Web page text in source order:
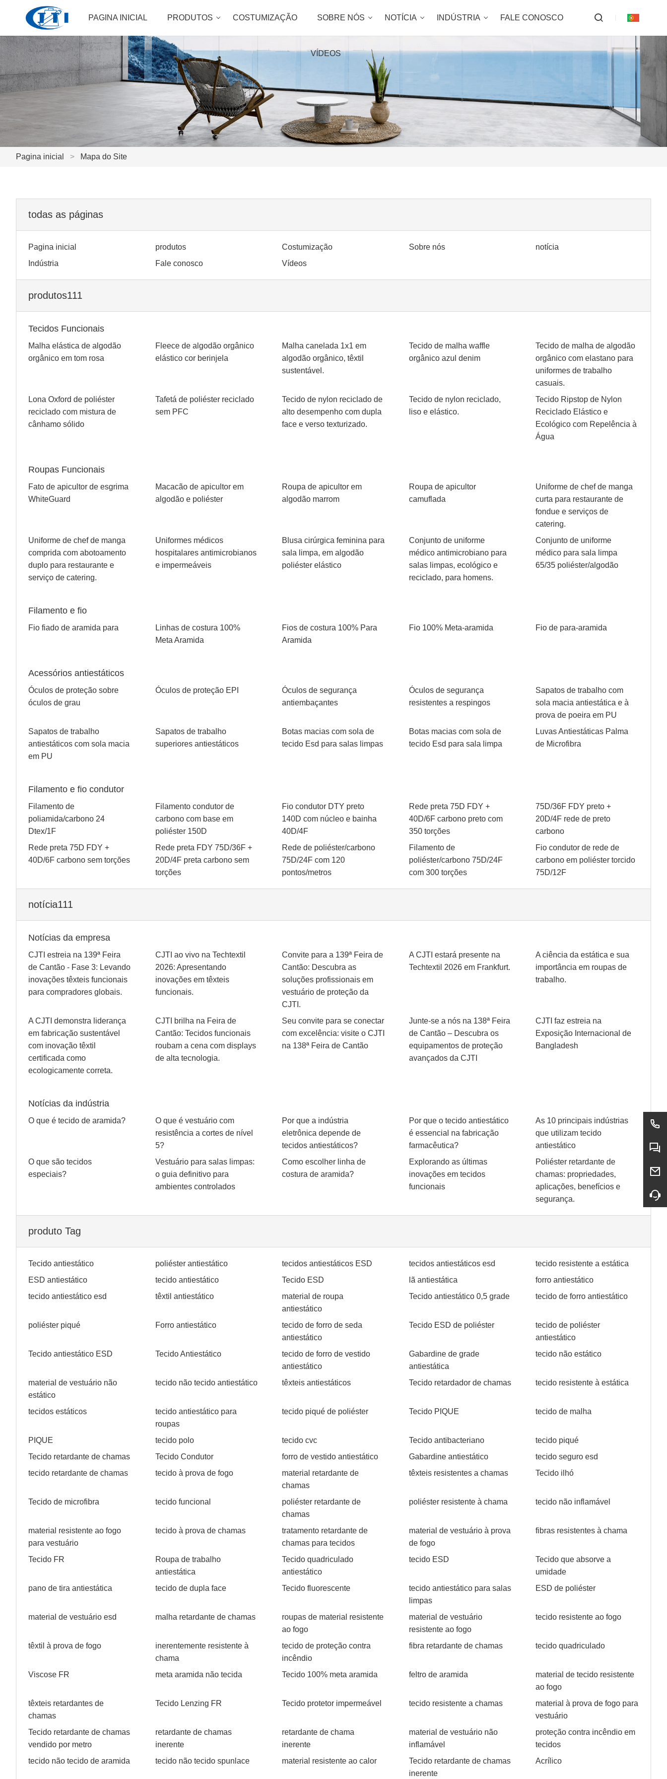
PAGINA INICIAL PRODUTOS COSTUMIZAÇÃO SOBRE NÓS NOTÍCIA INDÚSTRIA FALE CONOSCO
VÍDEOS
Pagina inicial > Mapa do Site
todas as páginas
Pagina inicial produtos Costumização Sobre nós
notícia
Indústria
Fale conosco Vídeos
produtos111
Tecidos Funcionais
Malha elástica de algodão
orgânico em tom rosa
Fleece de algodão orgânico
elástico cor berinjela
Malha canelada 1x1 em
algodão orgânico, têxtil
sustentável.
Tecido de malha waffle
orgânico azul denim
Tecido de malha de algodão
orgânico com elastano para
uniformes de trabalho
casuais.
Lona Oxford de poliéster
reciclado com mistura de
cânhamo sólido
Tafetá de poliéster reciclado
sem PFC
Tecido de nylon reciclado de
alto desempenho com dupla
face e verso texturizado.
Tecido de nylon reciclado,
liso e elástico.
Tecido Ripstop de Nylon
Reciclado Elástico e
Ecológico com Repelência à
Água
Roupas Funcionais
Fato de apicultor de esgrima
WhiteGuard
Macacão de apicultor em
algodão e poliéster
Roupa de apicultor em
algodão marrom
Roupa de apicultor
camuflada
Uniforme de chef de manga
curta para restaurante de
fondue e serviços de
catering.
Uniforme de chef de manga
comprida com abotoamento
duplo para restaurante e
serviço de catering.
Uniformes médicos
hospitalares antimicrobianos
e impermeáveis
Blusa cirúrgica feminina para
sala limpa, em algodão
poliéster elástico
Conjunto de uniforme
médico antimicrobiano para
salas limpas, ecológico e
reciclado, para homens.
Conjunto de uniforme
médico para sala limpa
65/35 poliéster/algodão
Filamento e fio
Fio fiado de aramida para
Linhas de costura 100%
Meta Aramida
Fios de costura 100% Para
Aramida
Fio 100% Meta-aramida Fio de para-aramida
Acessórios antiestáticos
Óculos de proteção sobre
óculos de grau
Óculos de proteção EPI
Óculos de segurança
antiembaçantes
Óculos de segurança
resistentes a respingos
Sapatos de trabalho com
sola macia antiestática e à
prova de poeira em PU
Sapatos de trabalho
antiestáticos com sola macia
em PU
Sapatos de trabalho
superiores antiestáticos
Botas macias com sola de
tecido Esd para salas limpas
Botas macias com sola de
tecido Esd para sala limpa
Luvas Antiestáticas Palma
de Microfibra
Filamento e fio condutor
Filamento de
poliamida/carbono 24
Dtex/1F
Filamento condutor de
carbono com base em
poliéster 150D
Fio condutor DTY preto
140D com núcleo e bainha
40D/4F
Rede preta 75D FDY +
40D/6F carbono preto com
350 torções
75D/36F FDY preto +
20D/4F rede de preto
carbono
Rede preta 75D FDY +
40D/6F carbono sem torções
Rede preta FDY 75D/36F +
20D/4F preta carbono sem
torções
Rede de poliéster/carbono
75D/24F com 120
pontos/metros
Filamento de
poliéster/carbono 75D/24F
com 300 torções
Fio condutor de rede de
carbono em poliéster torcido
75D/12F
notícia111
Notícias da empresa
CJTI estreia na 139ª Feira
de Cantão - Fase 3: Levando
inovações têxteis funcionais
para compradores globais.
CJTI ao vivo na Techtextil
2026: Apresentando
inovações em têxteis
funcionais.
Convite para a 139ª Feira de
Cantão: Descubra as
soluções profissionais em
vestuário de proteção da
CJTI.
A CJTI estará presente na
Techtextil 2026 em Frankfurt.
A ciência da estática e sua
importância em roupas de
trabalho.
A CJTI demonstra liderança
em fabricação sustentável
com inovação têxtil
certificada como
ecologicamente correta.
CJTI brilha na Feira de
Cantão: Tecidos funcionais
roubam a cena com displays
de alta tecnologia.
Seu convite para se conectar
com excelência: visite o CJTI
na 138ª Feira de Cantão
Junte-se a nós na 138ª Feira
de Cantão – Descubra os
equipamentos de proteção
avançados da CJTI
CJTI faz estreia na
Exposição Internacional de
Bangladesh
Notícias da indústria
O que é tecido de aramida?
O que é vestuário com
resistência a cortes de nível
5?
Por que a indústria
eletrônica depende de
tecidos antiestáticos?
Por que o tecido antiestático
é essencial na fabricação
farmacêutica?
As 10 principais indústrias
que utilizam tecido
antiestático
O que são tecidos
especiais?
Vestuário para salas limpas:
o guia definitivo para
ambientes controlados
Como escolher linha de
costura de aramida?
Explorando as últimas
inovações em tecidos
funcionais
Poliéster retardante de
chamas: propriedades,
aplicações, benefícios e
segurança.
produto Tag
Tecido antiestático poliéster antiestático tecidos antiestáticos ESD tecidos antiestáticos esd
tecido resistente a estática
ESD antiestático
tecido antiestático Tecido ESD lã antiestática
forro antiestático
tecido antiestático esd
têxtil antiestático
material de roupa
antiestático
Tecido antiestático 0,5 grade tecido de forro antiestático
poliéster piqué Forro antiestático
tecido de forro de seda
antiestático
Tecido ESD de poliéster
tecido de poliéster
antiestático
Tecido antiestático ESD
Tecido Antiestático
tecido de forro de vestido
antiestático
Gabardine de grade
antiestática
tecido não estático
material de vestuário não
estático
tecido não tecido antiestático têxteis antiestáticos Tecido retardador de chamas tecido resistente à estática
tecidos estáticos
tecido antiestático para
roupas
tecido piqué de poliéster Tecido PIQUE tecido de malha
PIQUE tecido polo tecido cvc Tecido antibacteriano
tecido piqué
Tecido retardante de chamas
Tecido Condutor forro de vestido antiestático Gabardine antiestático
tecido seguro esd
tecido retardante de chamas
tecido à prova de fogo
material retardante de
chamas
têxteis resistentes a chamas Tecido ilhó
Tecido de microfibra tecido funcional
poliéster retardante de
chamas
poliéster resistente à chama tecido não inflamável
material resistente ao fogo
para vestuário
tecido à prova de chamas
tratamento retardante de
chamas para tecidos
material de vestuário à prova
de fogo
fibras resistentes à chama
Tecido FR
Roupa de trabalho
antiestática
Tecido quadriculado
antiestático
tecido ESD
Tecido que absorve a
umidade
pano de tira antiestática
tecido de dupla face Tecido fluorescente
tecido antiestático para salas
limpas
ESD de poliéster
material de vestuário esd malha retardante de chamas
roupas de material resistente
ao fogo
material de vestuário
resistente ao fogo
tecido resistente ao fogo
têxtil à prova de fogo
inerentemente resistente à
chama
tecido de proteção contra
incêndio
fibra retardante de chamas tecido quadriculado
Viscose FR meta aramida não tecida Tecido 100% meta aramida feltro de aramida
material de tecido resistente
ao fogo
têxteis retardantes de
chamas
Tecido Lenzing FR Tecido protetor impermeável tecido resistente a chamas
material à prova de fogo para
vestuário
Tecido retardante de chamas
vendido por metro
retardante de chamas
inerente
retardante de chama
inerente
material de vestuário não
inflamável
proteção contra incêndio em
tecidos
tecido não tecido de aramida
tecido não tecido spunlace material resistente ao calor
Tecido retardante de chamas
inerente
Acrílico